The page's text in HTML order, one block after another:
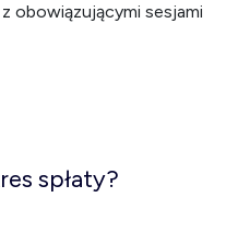
obowiązującymi sesjami
spłaty?